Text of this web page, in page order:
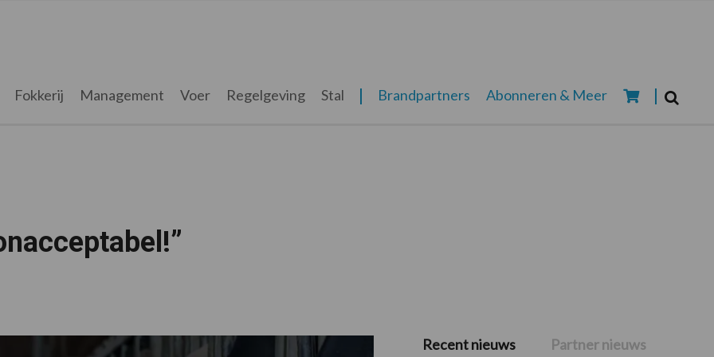
Fokkerij Management Voer Regelgeving Stal Brandpartners Abonneren & Meer
Primaire
Recent nieuws Partner nieuws